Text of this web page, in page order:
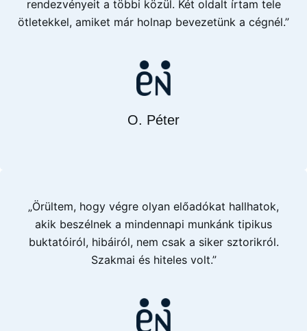
rendezvényeit a többi közül. Két oldalt írtam tele
ötletekkel, amiket már holnap bevezetünk a cégnél.”
O. Péter
„Örültem, hogy végre olyan előadókat hallhatok,
akik beszélnek a mindennapi munkánk tipikus
buktatóiról, hibáiról, nem csak a siker sztorikról.
Szakmai és hiteles volt.”